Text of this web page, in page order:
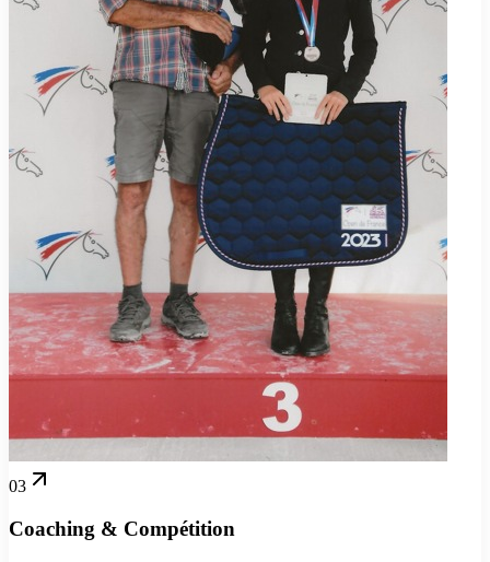
03
Coaching & Compétition